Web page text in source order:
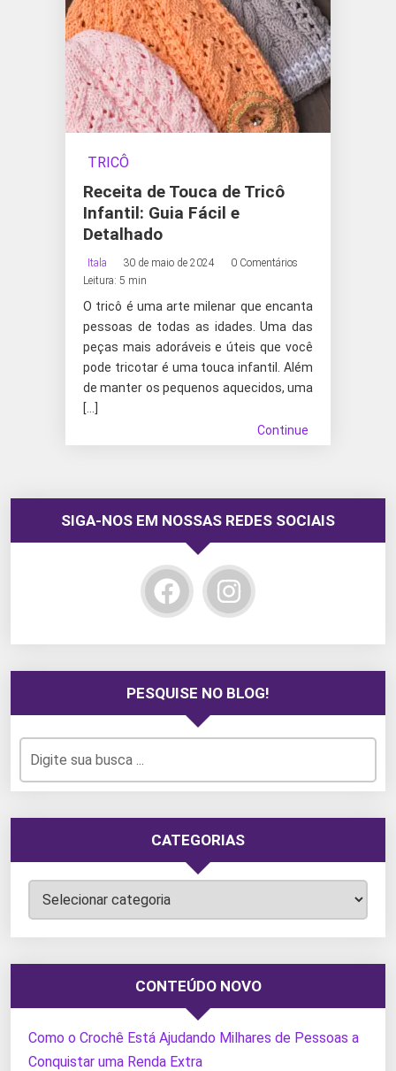
TRICÔ
Receita de Touca de Tricô
Infantil: Guia Fácil e
Detalhado
Itala 30 de maio de 2024
0 Comentários
Leitura: 5 min
O tricô é uma arte milenar que encanta
pessoas de todas as idades. Uma das
peças mais adoráveis e úteis que você
pode tricotar é uma touca infantil. Além
de manter os pequenos aquecidos, uma
[…]
Continue
SIGA-NOS EM NOSSAS REDES SOCIAIS
PESQUISE NO BLOG!
CATEGORIAS
Categorias
CONTEÚDO NOVO
Como o Crochê Está Ajudando Milhares de Pessoas a
Conquistar uma Renda Extra